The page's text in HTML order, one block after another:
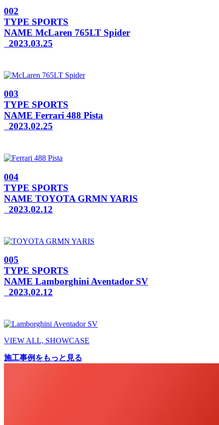
002
TYPE SPORTS
NAME McLaren 765LT Spider
2023.03.25
003
TYPE SPORTS
NAME Ferrari 488 Pista
2023.02.25
004
TYPE SPORTS
NAME TOYOTA GRMN YARIS
2023.02.12
005
TYPE SPORTS
NAME Lamborghini Aventador SV
2023.02.12
VIEW ALL, SHOWCASE
施工事例をもっと見る